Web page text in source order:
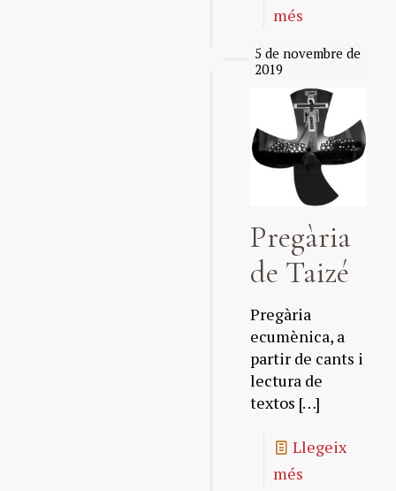
més
5 de novembre de
2019
Pregària
de Taizé
Pregària
ecumènica, a
partir de cants i
lectura de
textos […]
Llegeix
més